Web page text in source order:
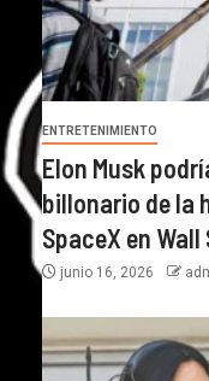
ENTRETENIMIENTO
Elon Musk
billonario de la
SpaceX en
junio 16, 2026